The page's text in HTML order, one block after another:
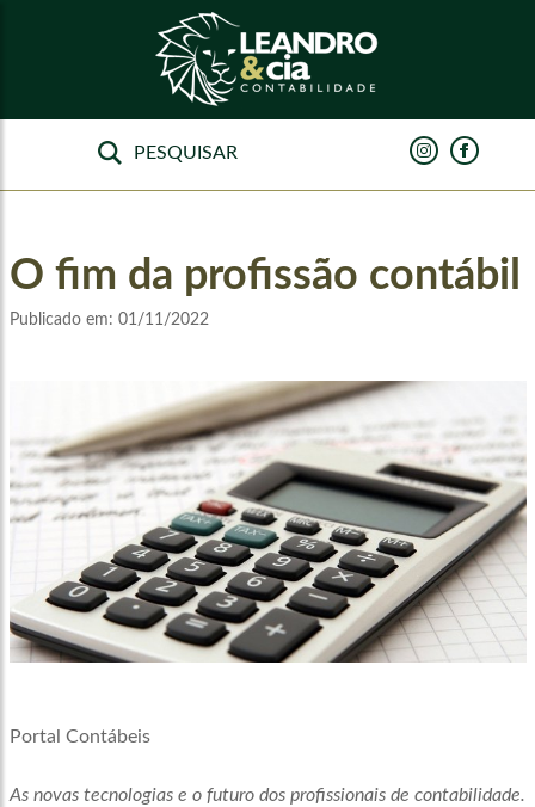
O fim da profissão contábil
Publicado em: 01/11/2022
Portal Contábeis
As novas tecnologias e o futuro dos profissionais de contabilidade.